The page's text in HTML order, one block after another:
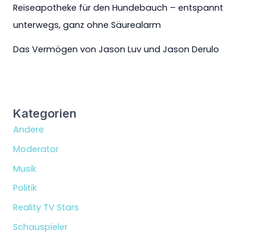
Reiseapotheke für den Hundebauch – entspannt
unterwegs, ganz ohne Säurealarm
Das Vermögen von Jason Luv und Jason Derulo
Kategorien
Andere
Moderator
Musik
Politik
Reality TV Stars
Schauspieler